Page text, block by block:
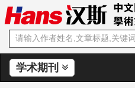
学术期刊